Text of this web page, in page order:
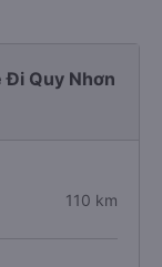
Quy Nhơn
110 km